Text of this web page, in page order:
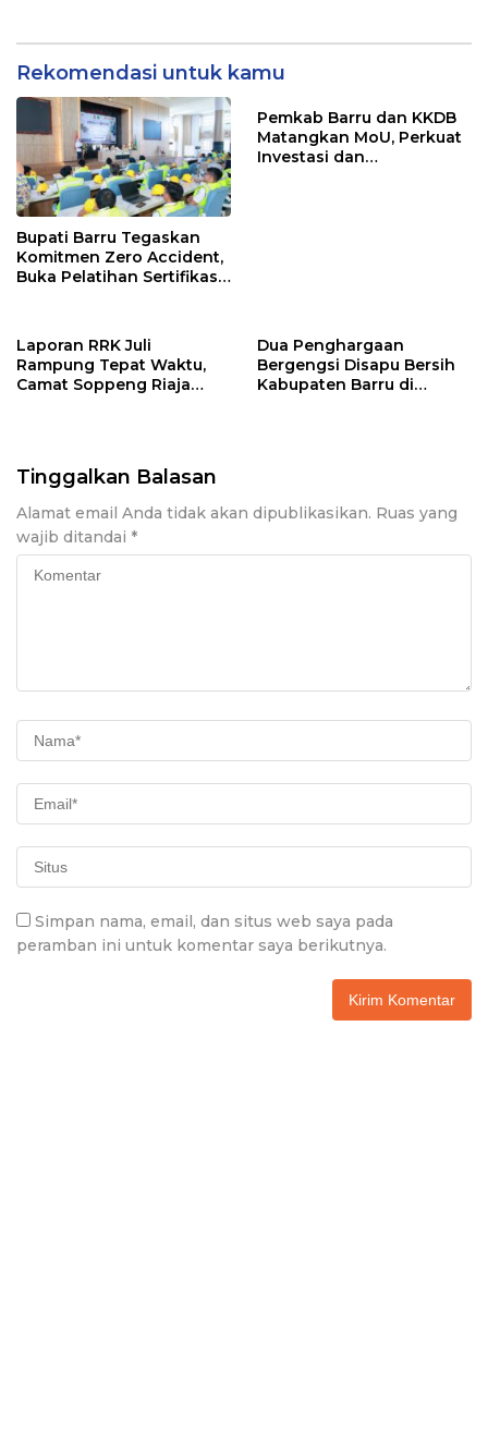
Rekomendasi untuk kamu
Bupati Barru Tegaskan
Komitmen Zero Accident,
Buka Pelatihan Sertifikasi
Pemkab Barru dan KKDB
Matangkan MoU, Perkuat
Investasi dan
Laporan RRK Juli
Rampung Tepat Waktu,
Camat Soppeng Riaja
Dua Penghargaan
Bergengsi Disapu Bersih
Kabupaten Barru di
Tinggalkan Balasan
Alamat email Anda tidak akan dipublikasikan. Ruas yang
wajib ditandai *
Simpan nama, email, dan situs web saya pada
peramban ini untuk komentar saya berikutnya.